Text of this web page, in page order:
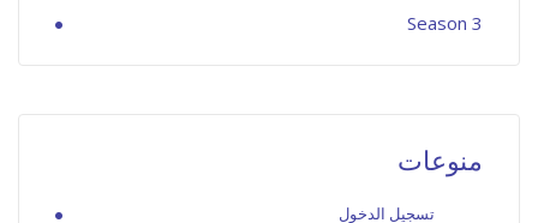
Season 3
منوعات
تسجيل الدخول